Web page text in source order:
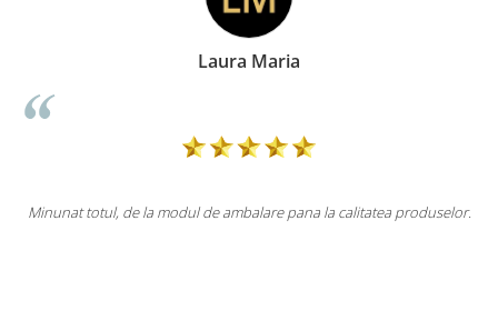
produselor.
Doina Georgescu
Totul la superlativ! Produsul, fix descrierea,